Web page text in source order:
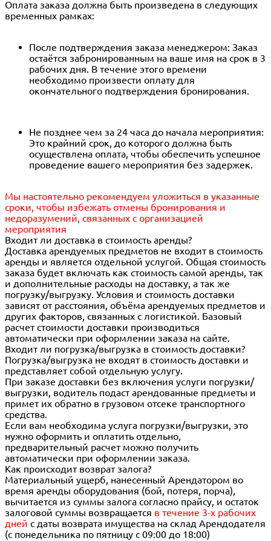
Оплата заказа должна быть произведена в следующих
временных рамках:
После подтверждения заказа менеджером: Заказ
остаётся забронированным на ваше имя на срок в 3
рабочих дня. В течение этого времени
необходимо произвести оплату для
окончательного подтверждения бронирования.
Не позднее чем за 24 часа до начала мероприятия:
Это крайний срок, до которого должна быть
осуществлена оплата, чтобы обеспечить успешное
проведение вашего мероприятия без задержек.
Мы настоятельно рекомендуем уложиться в указанные
сроки, чтобы избежать отмены бронирования и
недоразумений, связанных с организацией
мероприятия
Входит ли доставка в стоимость аренды?
Доставка арендуемых предметов не входит в стоимость
аренды и является отдельной услугой. Общая стоимость
заказа будет включать как стоимость самой аренды, так
и дополнительные расходы на доставку, а так же
погрузку/выгрузку. Условия и стоимость доставки
зависят от расстояния, объёма арендуемых предметов и
других факторов, связанных с логистикой. Базовый
расчет стоимости доставки производиться
автоматически при оформлении заказа на сайте.
Входит ли погрузка/выгрузка в стоимость доставки?
Погрузка/выгрузка не входят в стоимость доставки и
представляет собой отдельную услугу.
При заказе доставки без включения услуги погрузки/
выгрузки, водитель подаст арендованные предметы и
примет их обратно в грузовом отсеке транспортного
средства.
Если вам необходима услуга погрузки/выгрузки, это
нужно оформить и оплатить отдельно,
предварительный расчет можно получить
автоматически при оформлении заказа.
Как происходит возврат залога?
Материальный ущерб, нанесенный Арендатором во
время аренды оборудования (бой, потеря, порча),
вычитается из суммы залога согласно прайсу, и остаток
залоговой суммы возвращается в течение 3-х рабочих
дней с даты возврата имущества на склад Арендодателя
(с понедельника по пятницу с 09:00 до 18:00)